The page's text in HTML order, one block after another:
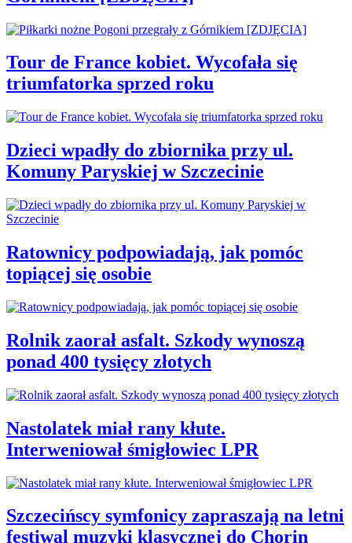
Tour de France kobiet. Wycofała się
triumfatorka sprzed roku
Dzieci wpadły do zbiornika przy ul.
Komuny Paryskiej w Szczecinie
Ratownicy podpowiadają, jak pomóc
topiącej się osobie
Rolnik zaorał asfalt. Szkody wynoszą
ponad 400 tysięcy złotych
Nastolatek miał rany kłute.
Interweniował śmigłowiec LPR
Szczecińscy symfonicy zapraszają na letni
festiwal muzyki klasycznej do Chorin